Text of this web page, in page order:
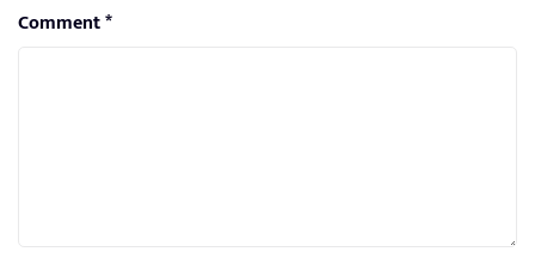
Comment*